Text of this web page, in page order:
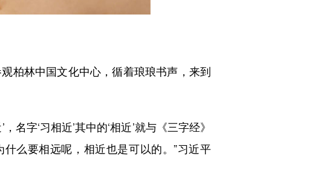
林中国文化中心，循着琅琅书声，来到
字‘习相近’其中的‘相近’就与《三字经》
么要相远呢，相近也是可以的。”习近平